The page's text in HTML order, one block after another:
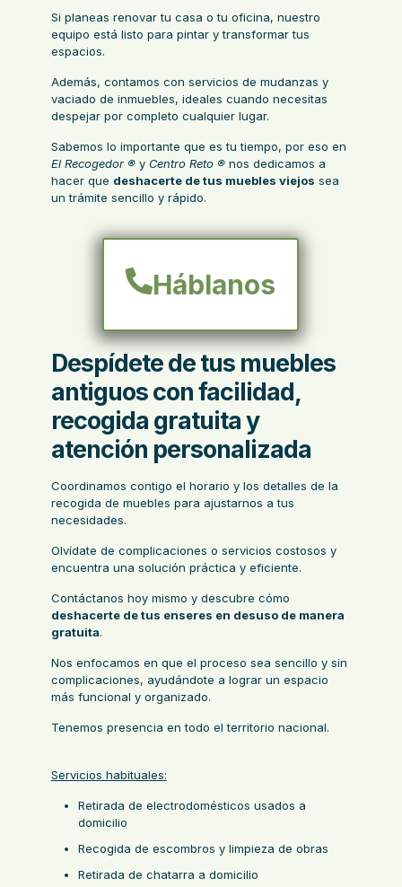
Si planeas renovar tu casa o tu oficina, nuestro
equipo está listo para pintar y transformar tus
espacios.
Además, contamos con servicios de mudanzas y
vaciado de inmuebles, ideales cuando necesitas
despejar por completo cualquier lugar.
Sabemos lo importante que es tu tiempo, por eso en
El Recogedor ®y Centro Reto ®nos dedicamos a
hacer que deshacerte de tus muebles viejos sea
un trámite sencillo y rápido.
Háblanos
Despídete de tus muebles
antiguos con facilidad,
recogida gratuita y
atención personalizada
Coordinamos contigo el horario y los detalles de la
recogida de muebles para ajustarnos a tus
necesidades.
Olvídate de complicaciones o servicios costosos y
encuentra una solución práctica y eficiente.
Contáctanos hoy mismo y descubre cómo
deshacerte de tus enseres en desuso de manera
gratuita.
Nos enfocamos en que el proceso sea sencillo y sin
complicaciones, ayudándote a lograr un espacio
más funcional y organizado.
Tenemos presencia en todo el territorio nacional.
Servicios habituales:
Retirada de electrodomésticos usados a
domicilio
Recogida de escombros y limpieza de obras
Retirada de chatarra a domicilio